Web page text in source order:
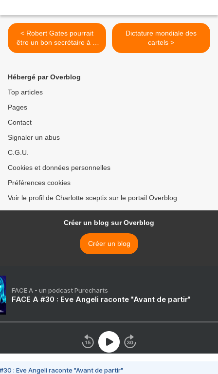
< Robert Gates pourrait
être un bon secrétaire à la
Défense sous Obama
Dictature mondiale des
cartels >
Hébergé par Overblog
Top articles
Pages
Contact
Signaler un abus
C.G.U.
Cookies et données personnelles
Préférences cookies
Voir le profil de Charlotte sceptix sur le portail Overblog
Créer un blog sur Overblog
Créer un blog
FACE A - un podcast Purecharts
FACE A #30 : Eve Angeli raconte "Avant de partir"
#30 : Eve Angeli raconte "Avant de partir"